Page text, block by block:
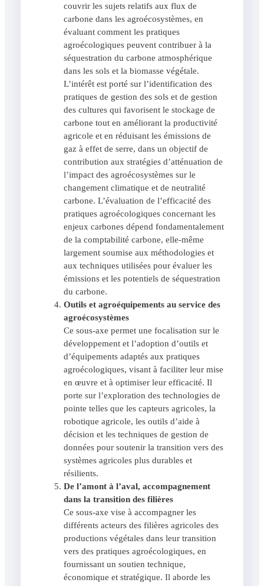
couvrir les sujets relatifs aux flux de
carbone dans les agroécosystèmes, en
évaluant comment les pratiques
agroécologiques peuvent contribuer à la
séquestration du carbone atmosphérique
dans les sols et la biomasse végétale.
L’intérêt est porté sur l’identification des
pratiques de gestion des sols et de gestion
des cultures qui favorisent le stockage de
carbone tout en améliorant la productivité
agricole et en réduisant les émissions de
gaz à effet de serre, dans un objectif de
contribution aux stratégies d’atténuation de
l’impact des agroécosystèmes sur le
changement climatique et de neutralité
carbone. L’évaluation de l’efficacité des
pratiques agroécologiques concernant les
enjeux carbones dépend fondamentalement
de la comptabilité carbone, elle-même
largement soumise aux méthodologies et
aux techniques utilisées pour évaluer les
émissions et les potentiels de séquestration
du carbone.
Outils et agroéquipements au service des
agroécosystèmes
Ce sous-axe permet une focalisation sur le
développement et l’adoption d’outils et
d’équipements adaptés aux pratiques
agroécologiques, visant à faciliter leur mise
en œuvre et à optimiser leur efficacité. Il
porte sur l’exploration des technologies de
pointe telles que les capteurs agricoles, la
robotique agricole, les outils d’aide à
décision et les techniques de gestion de
données pour soutenir la transition vers des
systèmes agricoles plus durables et
résilients.
De l’amont à l’aval, accompagnement
dans la transition des filières
Ce sous-axe vise à accompagner les
différents acteurs des filières agricoles des
productions végétales dans leur transition
vers des pratiques agroécologiques, en
fournissant un soutien technique,
économique et stratégique. Il aborde les